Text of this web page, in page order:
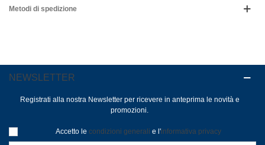
Metodi di spedizione
NEWSLETTER
Registrati alla nostra Newsletter per ricevere in anteprima le novità e
promozioni.
Accetto le condizioni generali e l'informativa privacy